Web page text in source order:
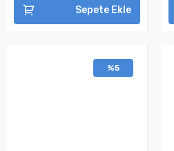
Sepete Ekle
%5